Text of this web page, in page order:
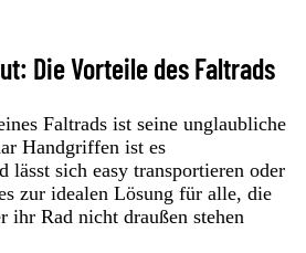
Die Vorteile des Faltrads
Faltrads ist seine unglaubliche
Handgriffen ist es
lässt sich easy transportieren oder
zur idealen Lösung für alle, die
ihr Rad nicht draußen stehen